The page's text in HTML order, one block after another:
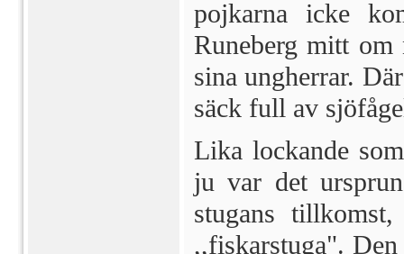
pojkarna icke
Runeberg mitt
sina ungherrar.
säck full av
Lika lockande
ju var det
stugans
,,fiskarstuga".